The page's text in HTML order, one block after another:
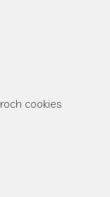
cookies